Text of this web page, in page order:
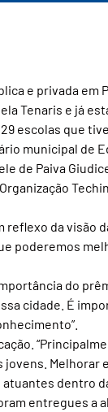
e privada em
Tenaris e já está
escolas que
municipal de
de Paiva
da visão
poderemos
do
cidade. É
Melhorar
dentro
entregues a